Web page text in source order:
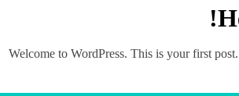
Welcome to WordPress. This is your first